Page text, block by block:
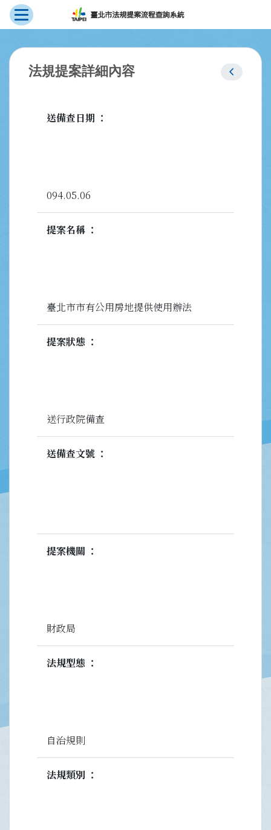
跳到主要內容
展開選單
法規提案詳細內容 chevron_left
送備查日期
094.05.06
提案名稱
臺北市市有公用房地提供使用辦法
提案狀態
送行政院備查
送備查文號
提案機關
財政局
法規型態
自治規則
法規類別